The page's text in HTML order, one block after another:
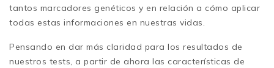
tantos marcadores genéticos y en relación a cómo aplicar
todas estas informaciones en nuestras vidas.
Pensando en dar más claridad para los resultados de
nuestros tests, a partir de ahora las características de